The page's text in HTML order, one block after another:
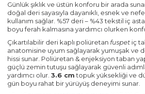
Günlük şıklık ve üstün konforu bir arada
doğal deri sayasıyla dayanıklı, esnek ve
kullanım sağlar. %57 deri – %43 tekstil iç
boyu ferah kalmasına yardımcı olurken
Çıkartılabilir deri kaplı poliüretan fuspet iç
anatomisine uyum sağlayarak yumuşak ve
hissi sunar. Poliüretan & enjeksiyon taban
güçlü zemin tutuşu sağlayarak güvenli
yardımcı olur. 3.6 cmtopuk yüksekliği ve
gün boyu rahat bir yürüyüş deneyimi sunar.